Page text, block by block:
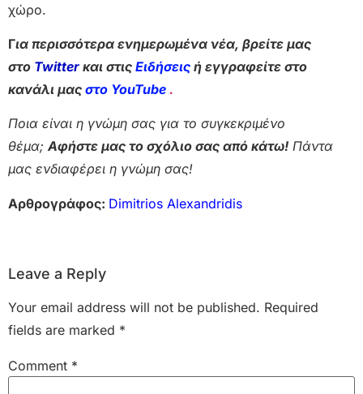
χώρο.
Για περισσότερα ενημερωμένα νέα, βρείτε μας
στο Twitter και στις Ειδήσεις ή εγγραφείτε στο
κανάλι μας στο YouTube .
Ποια είναι η γνώμη σας για το συγκεκριμένο
θέμα;Αφήστε μας το σχόλιο σας από κάτω! Πάντα
μας ενδιαφέρει η γνώμη σας!
Αρθρογράφος: Dimitrios Alexandridis
Leave a Reply
Your email address will not be published. Required
fields are marked *
Comment *